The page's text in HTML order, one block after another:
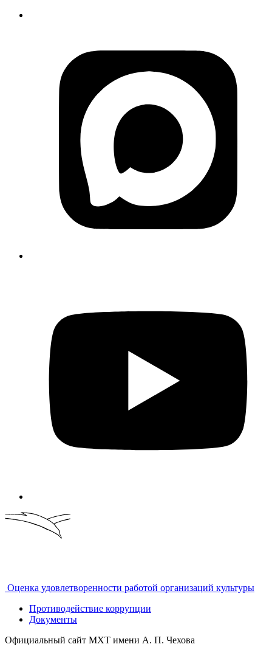
Оценка удовлетворенности работой организаций культуры
Противодействие коррупции
Документы
Официальный сайт МХТ имени А. П. Чехова